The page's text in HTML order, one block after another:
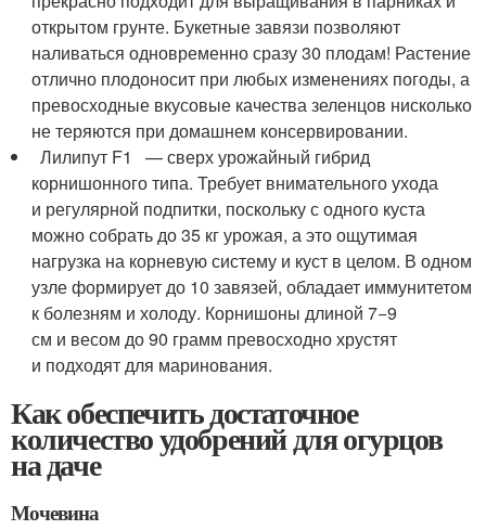
открытом грунте. Букетные завязи позволяют
наливаться одновременно сразу 30 плодам! Растение
отлично плодоносит при любых изменениях погоды, а
превосходные вкусовые качества зеленцов нисколько
не теряются при домашнем консервировании.
Лилипут F1 — сверх урожайный гибрид
корнишонного типа. Требует внимательного ухода
и регулярной подпитки, поскольку с одного куста
можно собрать до 35 кг урожая, а это ощутимая
нагрузка на корневую систему и куст в целом. В одном
узле формирует до 10 завязей, обладает иммунитетом
к болезням и холоду. Корнишоны длиной 7−9
см и весом до 90 грамм превосходно хрустят
и подходят для маринования.
Как обеспечить достаточное
количество удобрений для огурцов
на даче
Мочевина